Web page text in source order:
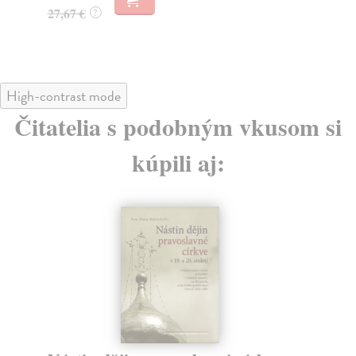
27,50 € ?
High-contrast mode
Čitatelia s podobným vkusom si
kúpili aj: